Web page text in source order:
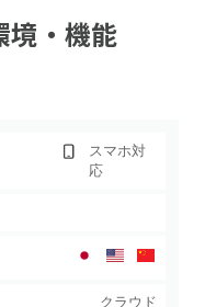
境・機能
スマホ対
応
クラウド